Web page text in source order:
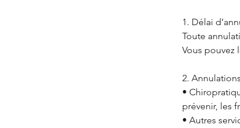
1. Délai
Toute
Vous pouvez
2.
•
prévenir, les
• Autres